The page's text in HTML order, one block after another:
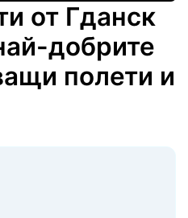
от Гданск
добрите
полети и